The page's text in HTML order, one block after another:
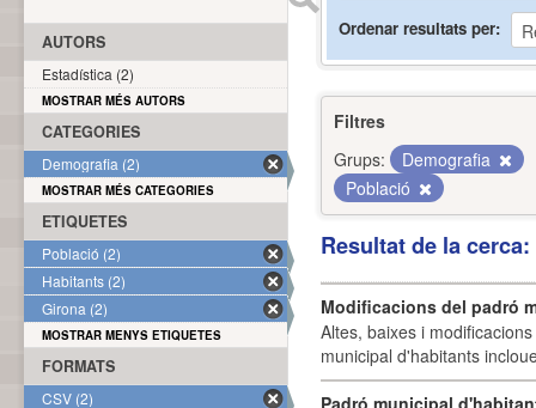
Ordenar resultats per
Filtres
Grups:
Demografia
Població
Resultat de la
Modificacions del padró
Altes, baixes i
municipal d'habitants
Padró municipal
AUTORS
Estadística (2)
MOSTRAR MÉS AUTORS
CATEGORIES
Demografia (2)
MOSTRAR MÉS CATEGORIES
ETIQUETES
Població (2)
Habitants (2)
Girona (2)
MOSTRAR MENYS ETIQUETES
FORMATS
CSV (2)